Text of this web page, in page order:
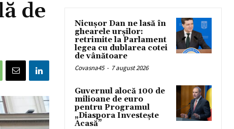
de
Nicușor Dan ne lasă în
ghearele urșilor:
retrimite la Parlament
legea cu dublarea cotei
de vânătoare
Covasna45 - 7 august 2026
Guvernul alocă 100 de
milioane de euro
pentru Programul
„Diaspora Investește
Acasă”